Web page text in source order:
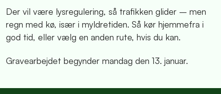
Der vil være lysregulering, så trafikken glider – men
regn med kø, især i myldretiden. Så kør hjemmefra i
god tid, eller vælg en anden rute, hvis du kan.
Gravearbejdet begynder mandag den 13. januar.